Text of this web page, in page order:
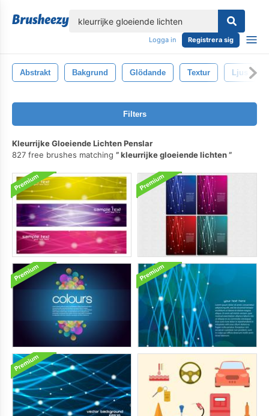
Logga in Registrera sig
Abstrakt Bakgrund Glödande Textur Ljus
Filters
Kleurrijke Gloeiende Lichten Penslar
827 free brushes matching
kleurrijke gloeiende lichten